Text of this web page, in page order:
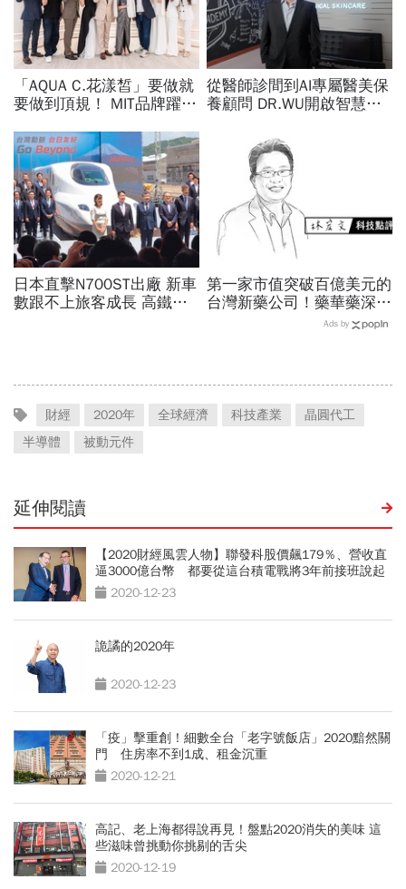
「AQUA C.花漾皙」要做就
要做到頂規！ MIT品牌躍上
美業生醫新高度
從醫師診間到AI專屬醫美保
養顧問 DR.WU開啟智慧養
日本直擊N700ST出廠 新車
數跟不上旅客成長 高鐵遇3
第一家市值突破百億美元的
台灣新藥公司！藥華藥深耕
全球市場，能成為下一個武
Ads by
財經 2020年 全球經濟 科技產業
晶圓代工
半導體
被動元件
延伸閱讀
【2020財經風雲人物】聯發科股價飆179％、營收直
逼3000億台幣 都要從這台積電戰將3年前接班說起
2020-12-23
詭譎的2020年
2020-12-23
「疫」擊重創！細數全台「老字號飯店」2020黯然關
門 住房率不到1成、租金沉重
2020-12-21
高記、老上海都得說再見！盤點2020消失的美味 這
些滋味曾挑動你挑剔的舌尖
2020-12-19